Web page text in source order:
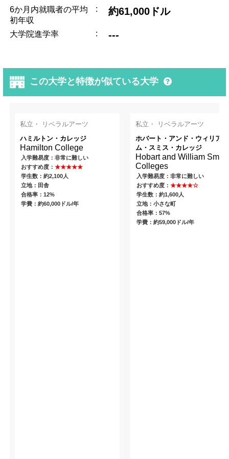
6か月内就職者の平均
初年収
: 約61,000ドル
大学院進学率 : ---
この大学と特徴が似ている大学
私立・ リベラルアーツ
ハミルトン・カレッジ
Hamilton College
入学難易度：非常に難しい
おすすめ度：★★★★★
学生数：約2,100人
立地：田舎
合格率：12%
学費：約60,000ドル/年
私立・ リベラルアーツ
ホバート・アンド・ウィリア
ム・スミス・カレッジ
Hobart and William Smith
Colleges
入学難易度：非常に難しい
おすすめ度： ★★★★☆
学生数：約1,600人
立地：小さな町
合格率：57%
学費：約59,000ドル/年